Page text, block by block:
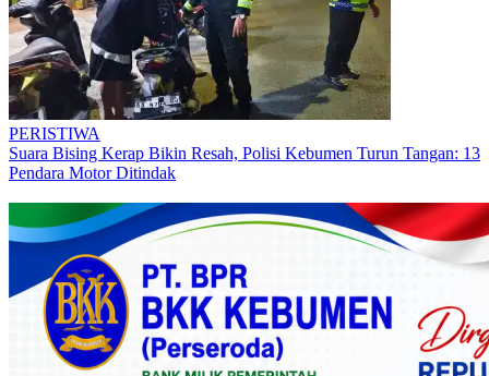
PERISTIWA
Suara Bising Kerap Bikin Resah, Polisi Kebumen Turun Tangan: 13
Pendara Motor Ditindak